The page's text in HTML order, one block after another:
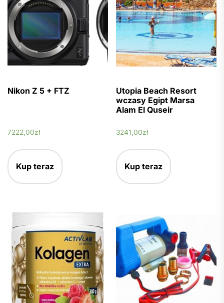
Nikon Z 5 + FTZ
7222,00zł
Kup teraz
Utopia Beach Resort
wczasy Egipt Marsa
Alam El Quseir
3241,00zł
Kup teraz